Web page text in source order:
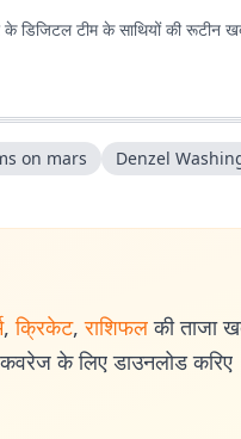
टीम के साथियों की रूटीन
on mars Denzel
, क्रिकेट, राशिफल की ताजा
के लिए डाउनलोड करिए